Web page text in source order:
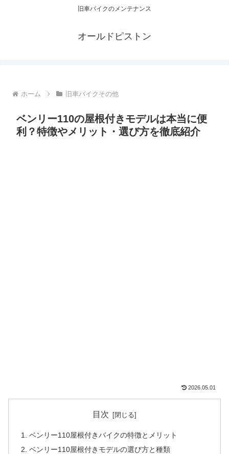
旧車バイクのメンテナンス
オールドピストン
ホーム 旧車バイクその他
ベンリー110の屋根付きモデルは本当に便
利？特徴やメリット・選び方を徹底紹介
2026.05.01
目次
ベンリー110屋根付きバイクの特徴とメリット
ベンリー110屋根付きモデルの選び方と種類